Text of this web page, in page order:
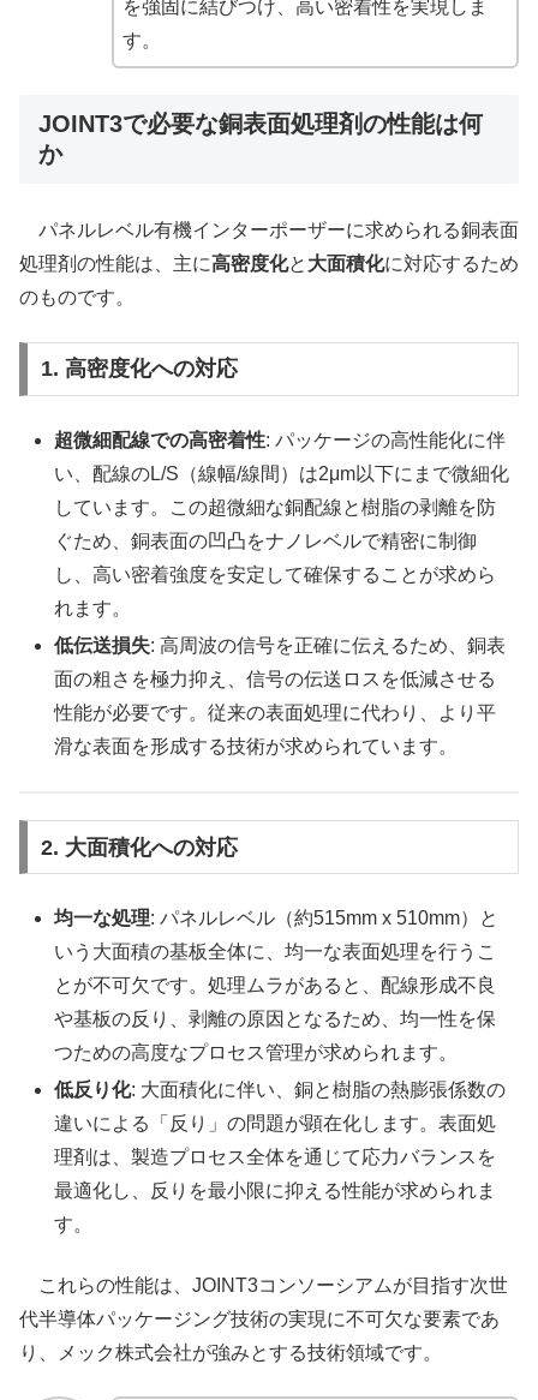
を強固に結びつけ、高い密着性を実現しま
す。
JOINT3で必要な銅表面処理剤の性能は何
か
パネルレベル有機インターポーザーに求められる銅表面
処理剤の性能は、主に高密度化と 大面積化に対応するため
のものです。
1. 高密度化への対応
超微細配線での高密着性: パッケージの高性能化に伴
い、配線のL/S（線幅/線間）は2μm以下にまで微細化
しています。この超微細な銅配線と樹脂の剥離を防
ぐため、銅表面の凹凸をナノレベルで精密に制御
し、高い密着強度を安定して確保することが求めら
れます。
低伝送損失: 高周波の信号を正確に伝えるため、銅表
面の粗さを極力抑え、信号の伝送ロスを低減させる
性能が必要です。従来の表面処理に代わり、より平
滑な表面を形成する技術が求められています。
2. 大面積化への対応
均一な処理: パネルレベル（約515mm x 510mm）と
いう大面積の基板全体に、均一な表面処理を行うこ
とが不可欠です。処理ムラがあると、配線形成不良
や基板の反り、剥離の原因となるため、均一性を保
つための高度なプロセス管理が求められます。
低反り化: 大面積化に伴い、銅と樹脂の熱膨張係数の
違いによる「反り」の問題が顕在化します。表面処
理剤は、製造プロセス全体を通じて応力バランスを
最適化し、反りを最小限に抑える性能が求められま
す。
これらの性能は、JOINT3コンソーシアムが目指す次世
代半導体パッケージング技術の実現に不可欠な要素であ
り、メック株式会社が強みとする技術領域です。